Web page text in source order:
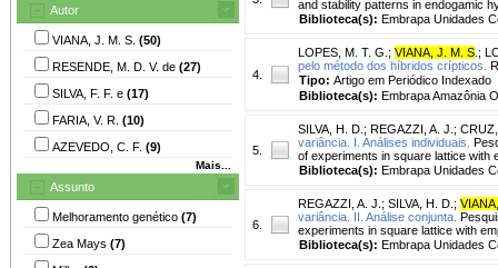
Autor
VIANA, J. M. S. (50)
RESENDE, M. D. V. de (27)
SILVA, F. F. e (17)
FARIA, V. R. (10)
AZEVEDO, C. F. (9)
Mais...
Assunto
Melhoramento genético (7)
Zea Mays (7)
and stability patterns in endogamic
Biblioteca(s): Embrapa Unidades
4.
LOPES, M. T. G. ; VIANA, J. M. S ;
pelo método dos híbridos crípticos.
Tipo: Artigo em Periódico Indexado
Biblioteca(s): Embrapa Amazônia
5.
SILVA, H. D. ; REGAZZI, A. J. ;
variância. I. Análises individuais.
of experiments in square lattice with
Biblioteca(s): Embrapa Unidades
6.
REGAZZI, A. J. ; SILVA, H. D. ;
variância. II. Análise conjunta.
experiments in square lattice with
Biblioteca(s): Embrapa Unidades